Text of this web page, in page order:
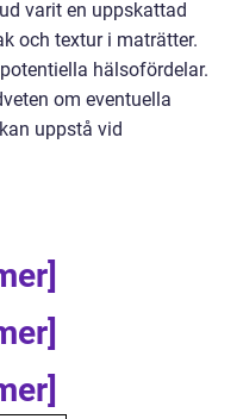
varit en uppskattad
och textur i maträtter.
hälsofördelar.
om eventuella
uppstå vid